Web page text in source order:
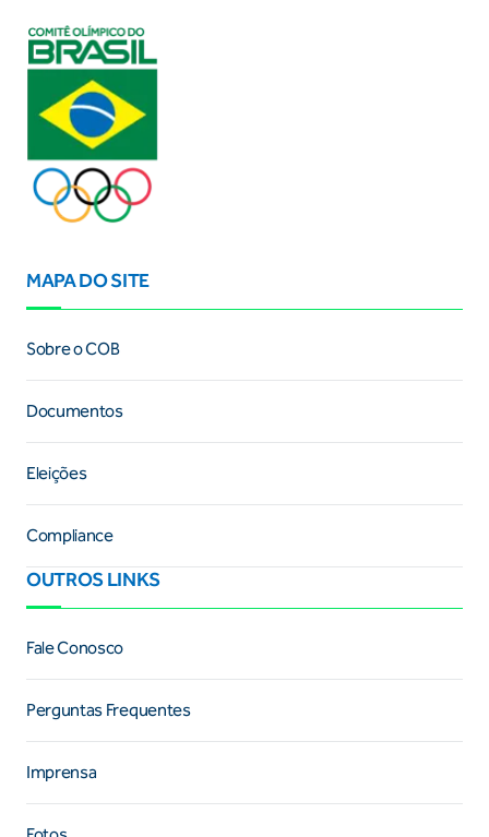
MAPA DO SITE
Sobre o COB
Documentos
Eleições
Compliance
OUTROS LINKS
Fale Conosco
Perguntas Frequentes
Imprensa